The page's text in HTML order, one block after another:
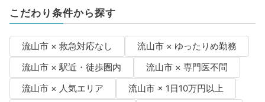
こだわり条件から探す
流山市 × 救急対応なし
流山市 × ゆったりめ勤務
流山市 × 駅近・徒歩圏内
流山市 × 専門医不問
流山市 × 人気エリア
流山市 × 1日10万円以上